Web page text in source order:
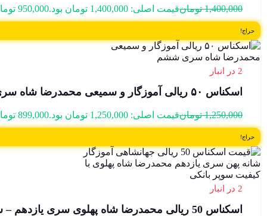
1,400,000 تومانقیمت اصلی: 1,400,000 تومان بود. 950,000
حراج!
2 در انبار
اسکناس ۵۰ ریالی آموزگار و سمیعی محمدرضا شاه سری ششم سوپر بانکی – 684381
1,250,000 تومانقیمت اصلی: 1,250,000 تومان بود. 899,000
حراج!
2 در انبار
اسکناس 50 ریالی محمدرضا شاه پهلوی سری یازدهم – سوپر بانکی – 20/985284